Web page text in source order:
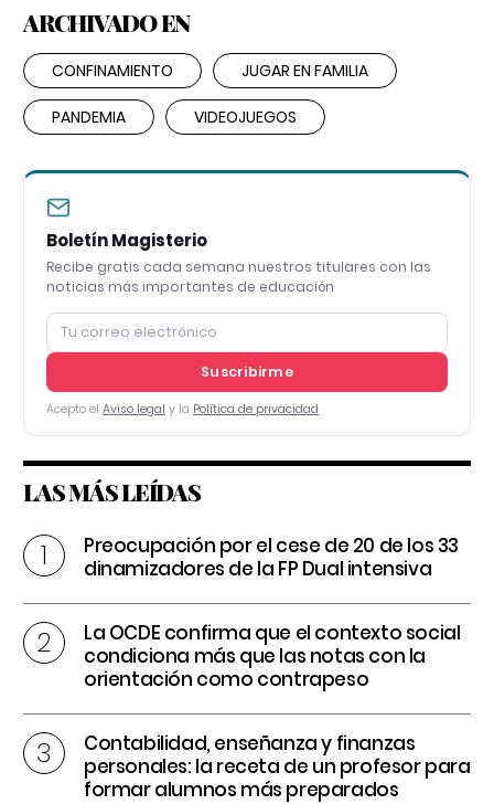
ARCHIVADO EN
CONFINAMIENTO JUGAR EN FAMILIA
PANDEMIA VIDEOJUEGOS
Boletín Magisterio
Recibe gratis cada semana nuestros titulares con las
noticias más importantes de educación
Suscribirme
Acepto el Aviso legal y la Política de privacidad
LAS MÁS LEÍDAS
Preocupación por el cese de 20 de los 33
dinamizadores de la FP Dual intensiva
La OCDE confirma que el contexto social
condiciona más que las notas con la
orientación como contrapeso
Contabilidad, enseñanza y finanzas
personales: la receta de un profesor para
formar alumnos más preparados